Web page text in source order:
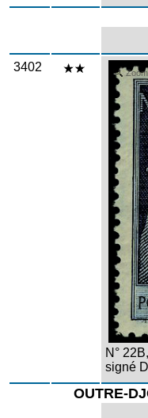
3402 Zoom
N°
signé
OUTRE-